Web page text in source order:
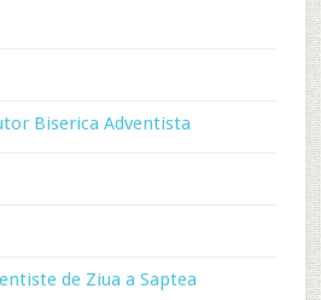
Biserica Adventista
de Ziua a Saptea